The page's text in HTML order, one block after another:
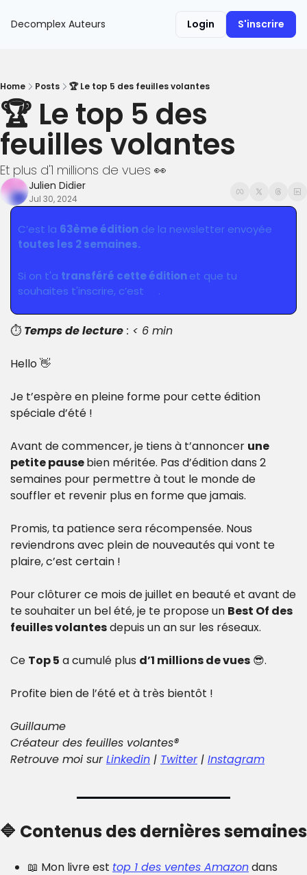
Decomplex Auteurs Login S'inscrire
Home Posts 🏆 Le top 5 des feuilles volantes
🏆 Le top 5 des
feuilles volantes
Et plus d'1 millions de vues 👀
Julien Didier
Jul 30, 2024
C’est la 63ème édition
toutes les 2 semaines.
Si on t'a transféré cette édition et que tu
souhaites t'inscrire, c’est
.
⏱️ Temps de lecture : < 6 min
Hello 👋
Je t’espère en pleine forme pour cette édition
spéciale d’été !
Avant de commencer, je tiens à t’annoncer une
petite pause bien méritée. Pas d’édition dans 2
semaines pour permettre à tout le monde de
souffler et revenir plus en forme que jamais.
Promis, ta patience sera récompensée. Nous
reviendrons avec plein de nouveautés qui vont te
plaire, c’est certain !
Pour clôturer ce mois de juillet en beauté et avant de
te souhaiter un bel été, je te propose un Best Of des
feuilles volantes depuis un an sur les réseaux.
Ce Top 5 a cumulé plus d’1 millions de vues 😎.
Profite bien de l’été et à très bientôt !
Guillaume
Créateur des feuilles volantes®
Retrouve moi sur Linkedin | Twitter | Instagram
🔷 Contenus des dernières semaines
📖 Mon livre est top 1 des ventes Amazon dans